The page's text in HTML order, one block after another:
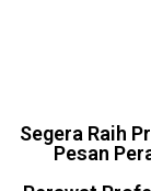
Segera Raih
Pesan